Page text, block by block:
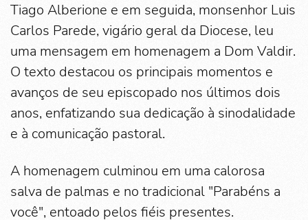
Tiago Alberione e em seguida, monsenhor Luis
Carlos Parede, vigário geral da Diocese, leu
uma mensagem em homenagem a Dom Valdir.
O texto destacou os principais momentos e
avanços de seu episcopado nos últimos dois
anos, enfatizando sua dedicação à sinodalidade
e à comunicação pastoral.
A homenagem culminou em uma calorosa
salva de palmas e no tradicional "Parabéns a
você", entoado pelos fiéis presentes.